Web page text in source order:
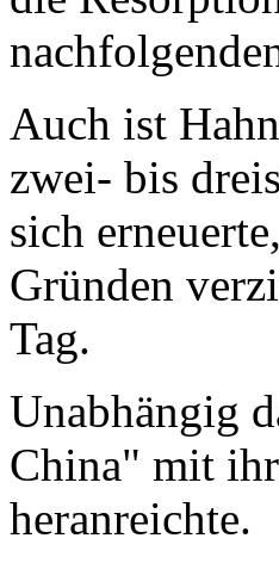
Auch ist
zwei- bis
sich
Gründen
Tag.
Unabhängig
China" mit
heranreichte.